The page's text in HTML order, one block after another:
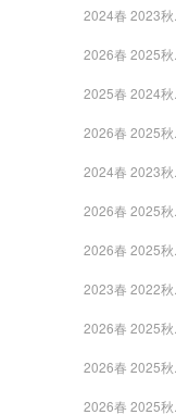
2024春 2023秋...
2026春 2025秋...
2025春 2024秋...
2026春 2025秋...
2024春 2023秋...
2026春 2025秋...
2026春 2025秋...
2023春 2022秋...
2026春 2025秋...
2026春 2025秋...
2026春 2025秋...